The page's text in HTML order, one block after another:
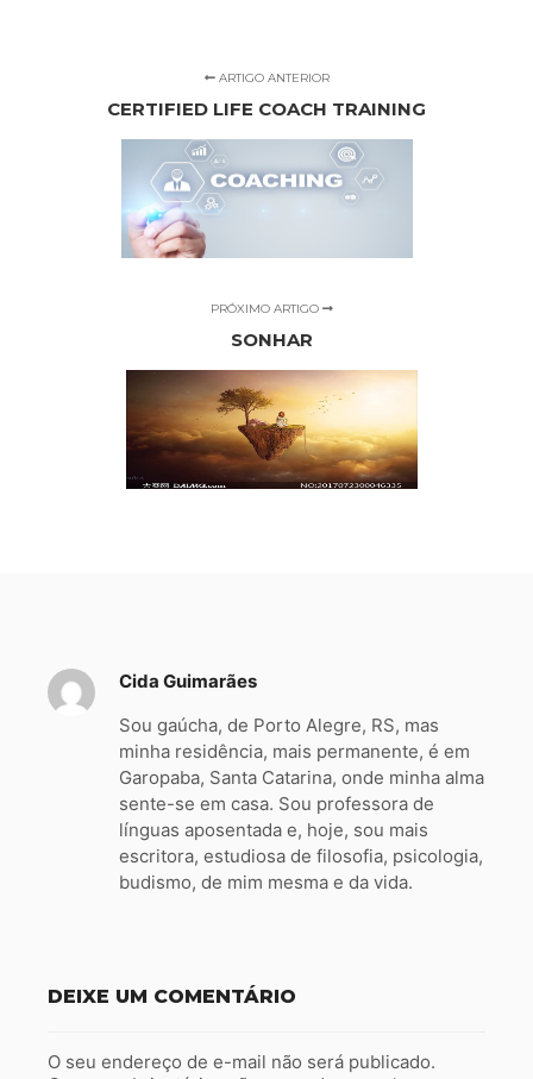
ARTIGO ANTERIOR
CERTIFIED LIFE COACH TRAINING
PRÓXIMO ARTIGO
SONHAR
Cida Guimarães
Sou gaúcha, de Porto Alegre, RS, mas
minha residência, mais permanente, é em
Garopaba, Santa Catarina, onde minha alma
sente-se em casa. Sou professora de
línguas aposentada e, hoje, sou mais
escritora, estudiosa de filosofia, psicologia,
budismo, de mim mesma e da vida.
DEIXE UM COMENTÁRIO
O seu endereço de e-mail não será publicado.